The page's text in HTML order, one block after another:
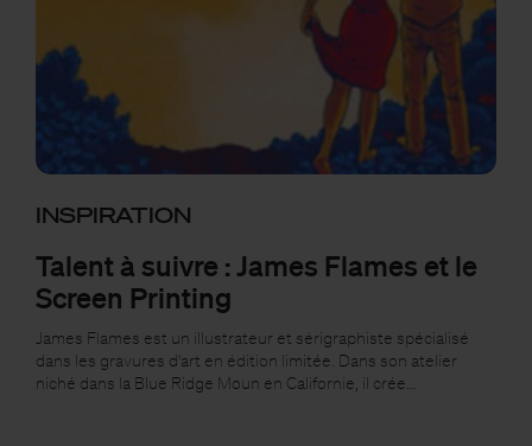
INSPIRATION
Talent à suivre : James Flames et le
Screen Printing
James Flames est un illustrateur et sérigraphiste spécialisé
dans les gravures d'art en édition limitée. Dans son atelier
niché dans la Blue Ridge Moun en Californie, il crée…